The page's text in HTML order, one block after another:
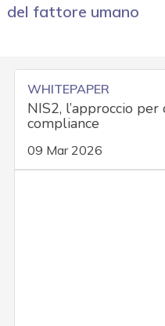
del fattore umano
WHITEPAPER
NIS2, l’approccio
compliance
09 Mar 2026